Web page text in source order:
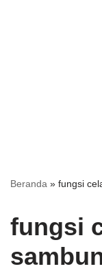
Beranda » fungsi
fungsi